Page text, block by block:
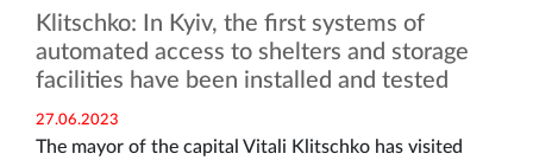
Klitschko: In Kyiv, the first systems of
automated access to shelters and storage
facilities have been installed and tested
27.06.2023
The mayor of the capital Vitali Klitschko has visited